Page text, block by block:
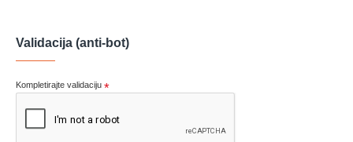
Validacija (anti-bot)
Kompletirajte validaciju